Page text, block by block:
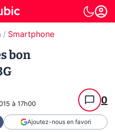
Smartphone
bon
à 17h00 0
Ajoutez-nous en favori